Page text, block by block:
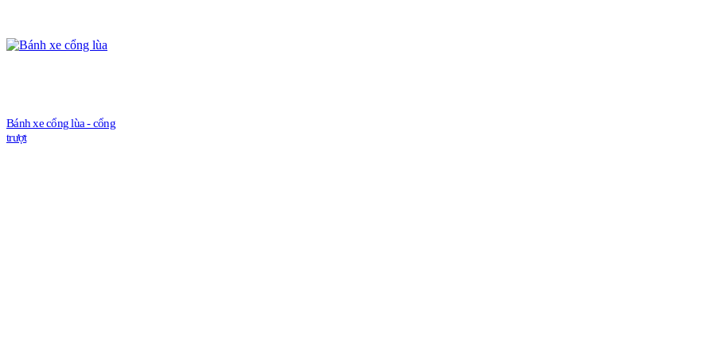
Bánh xe cổng lùa - cổng
trượt